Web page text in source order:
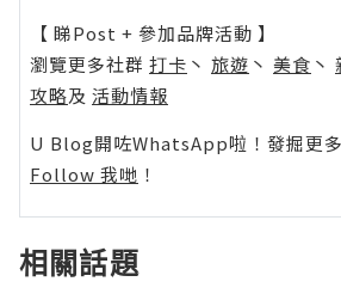
【 睇Post + 參加品牌活動 】
瀏覽更多社群 打卡 丶 旅遊 丶 美食 丶
攻略及 活動情報
U Blog開咗WhatsApp啦！發掘更多
Follow 我哋 ！
相關話題